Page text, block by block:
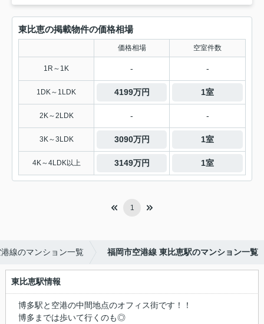
東比恵の掲載物件の価格相場
価格相場 空室件数
1R～1K - -
1DK～1LDK 4199万円 1室
2K～2LDK - -
3K～3LDK 3090万円 1室
4K～4LDK以上 3149万円 1室
1
線のマンション一覧 福岡市空港線 東比恵駅のマンション一覧
東比恵駅情報
博多駅と空港の中間地点のオフィス街です！！
博多までは歩いて行くのも◎